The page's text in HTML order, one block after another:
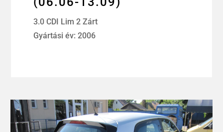
3.0 CDI Lim 2 Zárt
Gyártási év: 2006